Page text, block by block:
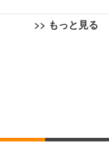
>> もっと見る
テレワーク 疲れな
パクト 約105度ロッ
面昇降 強化ナイロ
宅ワーク H-WY01
スクチェア メッシ
ック
ニター | FlexScan
USB Type-C・ホワ
ニター | FlexScan
薄型 レギュラー 1
厚型 ワイド 42枚
トブルー)